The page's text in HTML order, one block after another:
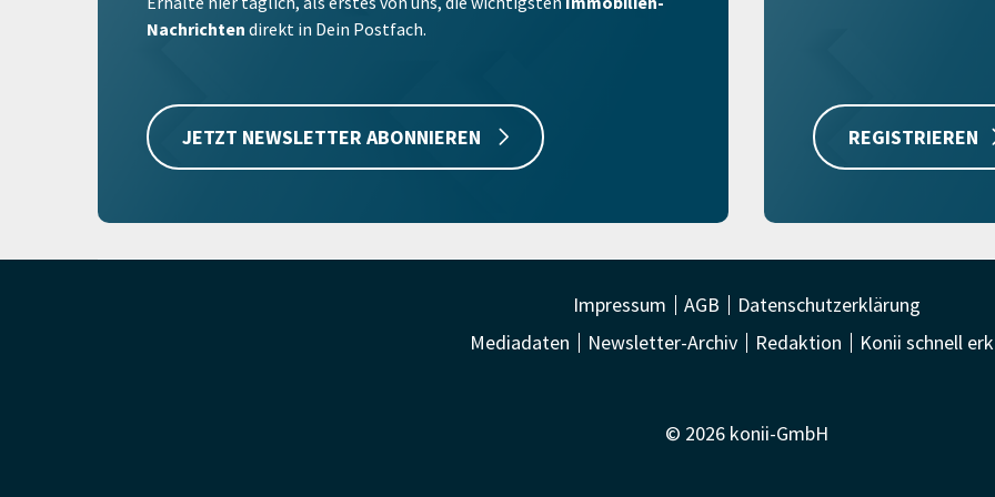
Nachrichten direkt in Dein Postfach.
JETZT NEWSLETTER ABONNIEREN REGISTRIEREN
Impressum AGB
Datenschutzerklärung
Mediadaten
Newsletter-Archiv Redaktion Konii schnell
© 2026 konii-GmbH